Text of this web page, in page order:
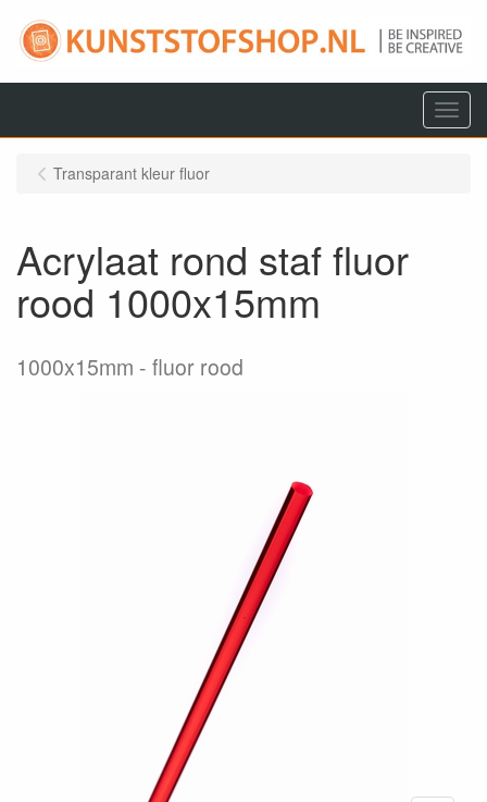
Menu
Transparant kleur fluor
Acrylaat rond staf fluor
rood 1000x15mm
1000x15mm fluor rood